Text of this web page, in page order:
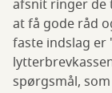
afsnit ringer de
at få gode råd
faste indslag er
spørgsmål,